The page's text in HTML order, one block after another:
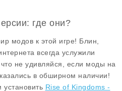
где они?
модов к этой игре! Блин,
всегда услужили
не удивляйся, если моды на
в обширном наличии!
Rise of Kingdoms -